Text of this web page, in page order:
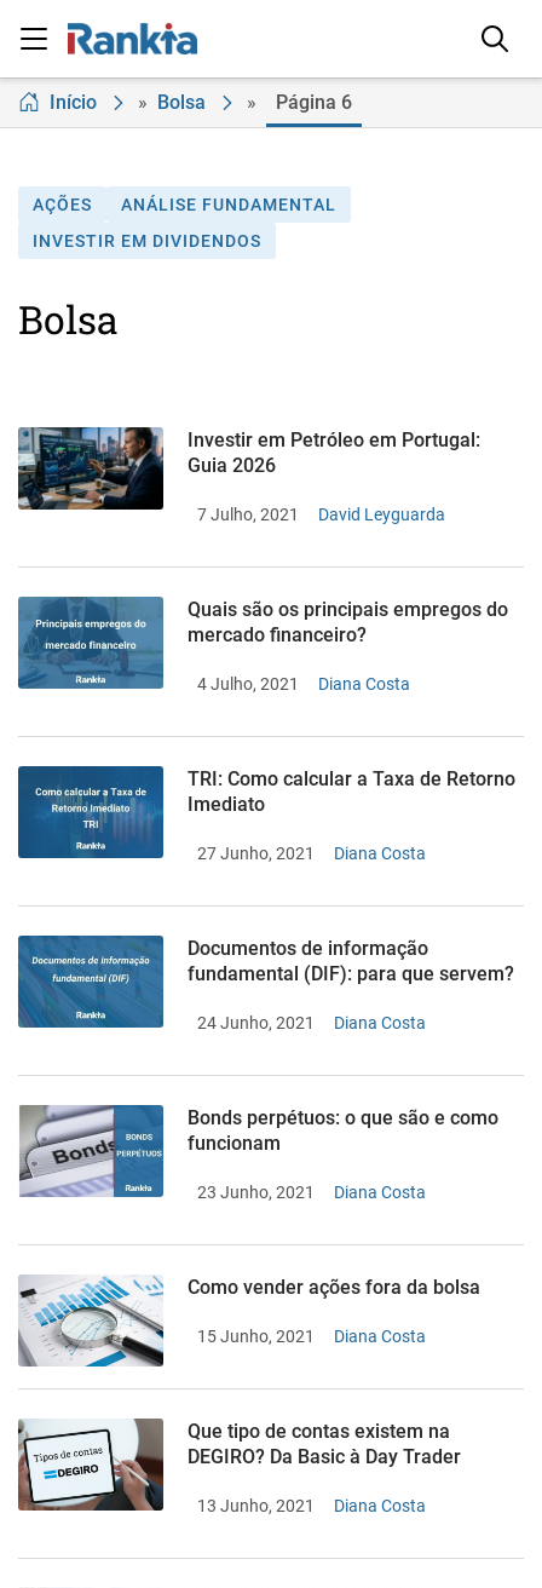
Início » Bolsa » Página 6
AÇÕES
ANÁLISE FUNDAMENTAL
INVESTIR EM DIVIDENDOS
Bolsa
Investir em Petróleo em Portugal:
Guia 2026
7 Julho, 2021 David Leyguarda
Quais são os principais empregos do
mercado financeiro?
4 Julho, 2021 Diana Costa
TRI: Como calcular a Taxa de Retorno
Imediato
27 Junho, 2021 Diana Costa
Documentos de informação
fundamental (DIF): para que servem?
24 Junho, 2021 Diana Costa
Bonds perpétuos: o que são e como
funcionam
23 Junho, 2021 Diana Costa
Como vender ações fora da bolsa
15 Junho, 2021 Diana Costa
Que tipo de contas existem na
DEGIRO? Da Basic à Day Trader
13 Junho, 2021 Diana Costa